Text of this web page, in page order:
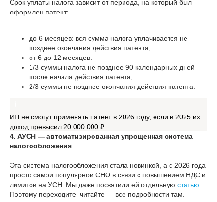
Срок уплаты налога зависит от периода, на который был
оформлен патент:
до 6 месяцев: вся сумма налога уплачивается не
позднее окончания действия патента;
от 6 до 12 месяцев:
1/3 суммы налога не позднее 90 календарных дней
после начала действия патента;
2/3 суммы не позднее окончания действия патента.
ИП не смогут применять патент в 2026 году, если в 2025 их
доход превысил 20 000 000 ₽.
4. АУСН — автоматизированная упрощенная система
налогообложения
Эта система налогообложения стала новинкой, а с 2026 года
просто самой популярной СНО в связи с повышением НДС и
лимитов на УСН. Мы даже посвятили ей отдельную статью
Поэтому переходите, читайте — все подробности там.